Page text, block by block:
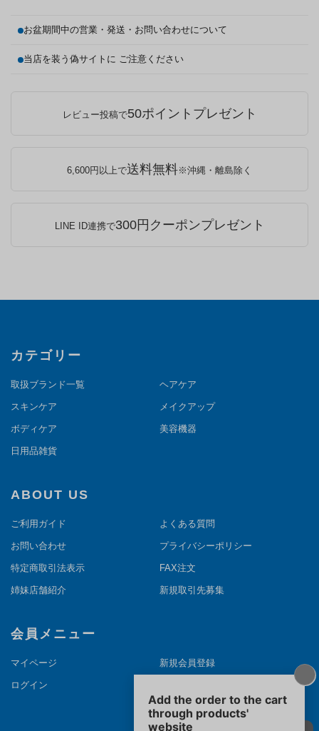
お盆期間中の営業・発送・お問い合わせについて
当店を装う偽サイトに ご注意ください
レビュー投稿で50ポイントプレゼント
6,600円以上で送料無料※沖縄・離島除く
LINE ID連携で300円クーポンプレゼント
カテゴリー
取扱ブランド一覧 ヘアケア
スキンケア メイクアップ
ボディケア 美容機器
日用品雑貨
ABOUT US
ご利用ガイド よくある質問
お問い合わせ プライバシーポリシー
特定商取引法表示 FAX注文
姉妹店舗紹介 新規取引先募集
会員メニュー
マイページ 新規会員登録
ログイン